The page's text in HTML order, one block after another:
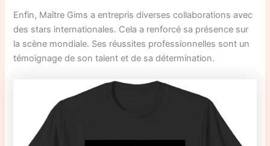
Enfin, Maître Gims a entrepris diverses collaborations avec
des stars internationales. Cela a renforcé sa présence sur
la scène mondiale. Ses réussites professionnelles sont un
témoignage de son talent et de sa détermination.